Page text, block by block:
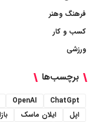
فرهنگ وهنر
کسب و کار
ورزشی
برچسب‌ها
ChatGpt
OpenAI
اپل
ایلان ماسک